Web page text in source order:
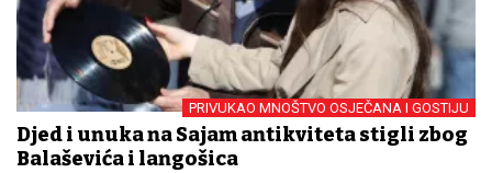
PRIVUKAO MNOŠTVO OSJEČANA I GOSTIJU
Djed i unuka na Sajam antikviteta stigli zbog
Balaševića i langošica